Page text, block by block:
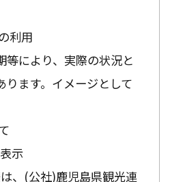
利用
等により、実際の状況と
ります。イメージとして
示
、(公社)鹿児島県観光連